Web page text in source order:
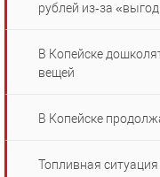
рублей из‑за
В Копейске
вещей
В Копейске
Топливная